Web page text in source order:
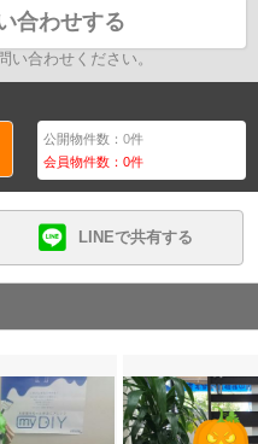
合わせする
い合わせください。
公開物件数：0件
会員物件数：0件
LINEで共有する